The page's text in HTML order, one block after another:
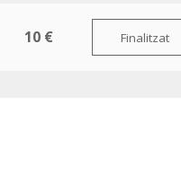
10 € Finalitzat